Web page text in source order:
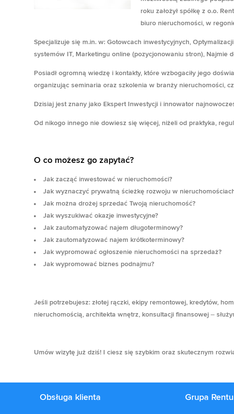
roku założył spółkę z o.o.
biuro nieruchomości, w
Specjalizuje się m.in. w: Gotowcach inwestycyjnych,
systemów IT, Marketingu online (pozycjonowaniu stron), Najmie
Posiadł ogromną wiedzę i kontakty, które wzbogaciły jego
organizując seminaria oraz szkolenia w branży nieruchomości,
Dzisiaj jest znany jako Ekspert Inwestycji i innowator
Od nikogo innego nie dowiesz się więcej, niżeli od praktyka,
O co możesz go zapytać?
Jak zacząć inwestować w nieruchomości?
Jak wyznaczyć prywatną ścieżkę rozwoju w
Jak można drożej sprzedać Twoją nieruchomość?
Jak wyszukiwać okazje inwestycyjne?
Jak zautomatyzować najem długoterminowy?
Jak zautomatyzować najem krótkoterminowy?
Jak wypromować ogłoszenie nieruchomości na sprzedaż?
Jak wypromować biznes podnajmu?
Jeśli potrzebujesz:złotej rączki, ekipy remontowej, kredytów,
nieruchomością, architekta wnętrz, konsultacji finansowej –
Umów wizytę już dziś! I ciesz się szybkim oraz skutecznym
Obsługa klienta Grupa